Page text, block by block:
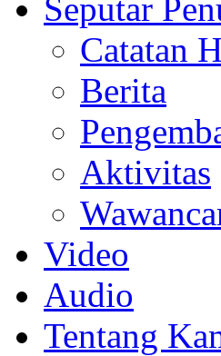
Seputar
Catatan
Berita
Aktivitas
Video
Audio
Tentang